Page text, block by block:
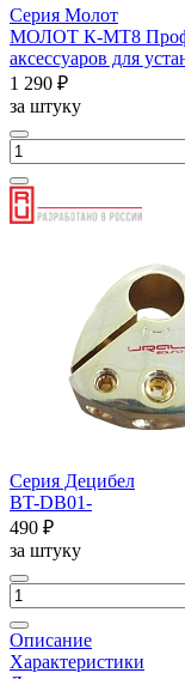
Серия Молот
МОЛОТ К-МТ8
аксессуаров для
1 290 ₽
за штуку
Серия Децибел
BT-DB01-
490 ₽
за штуку
Описание
Характеристики